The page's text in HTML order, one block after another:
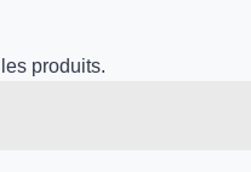
produits.